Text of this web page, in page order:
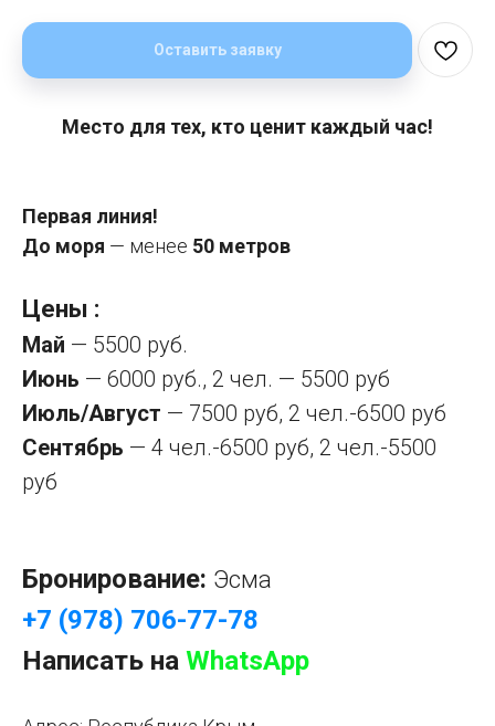
Оставить заявку
Место для тех, кто ценит каждый час!
Первая линия!
До моря — менее 50 метров
Цены :
Май — 5500 руб.
Июнь — 6000 руб., 2 чел. — 5500 руб
Июль/Август — 7500 руб, 2 чел.-6500 руб
Сентябрь — 4 чел.-6500 руб, 2 чел.-5500
руб
Бронирование: Эсма
+7 (978) 706-77-78
Написать на WhatsApp